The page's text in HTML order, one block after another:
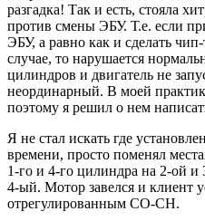
разгадка! Так и есть, стояла
против смены ЭБУ. Т.е. если
ЭБУ, а равно как и сделать
случае, то нарушается
цилиндров и двигатель не
неординарный. В моей
поэтому я решил о нем
Я не стал искать где
времени, просто поменял
1-го и 4-го цилиндра на 2-ой
4-ый. Мотор завелся и клиент
отрегулированным СО-СН.